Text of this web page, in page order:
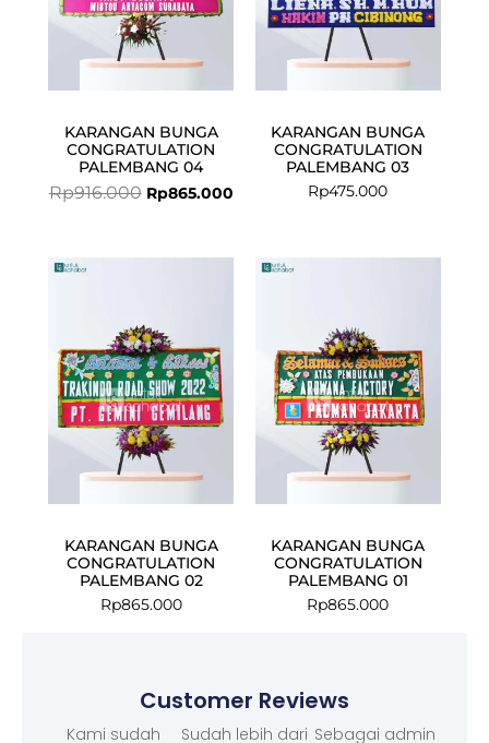
KARANGAN BUNGA
CONGRATULATION
PALEMBANG 04
Rp916.000 Rp865.000
KARANGAN BUNGA
CONGRATULATION
PALEMBANG 03
Rp475.000
KARANGAN BUNGA
CONGRATULATION
PALEMBANG 02
Rp865.000
KARANGAN BUNGA
CONGRATULATION
PALEMBANG 01
Rp865.000
Customer Reviews
Kami sudah
Sudah lebih dari Sebagai admin